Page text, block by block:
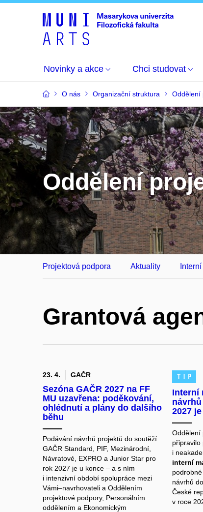
Novinky a akce Chci studovat
O nás Organizační struktura Oddělení
Oddělení
Projektová podpora Aktuality
Grantová
23. 4. GAČR
Sezóna GAČR 2027 na FF
MU uzavřena: poděkování,
ohlédnutí a plány do dalšího
běhu
Podávání návrhů projektů do soutěží
GAČR Standard, PIF, Mezinárodní,
Návratové, EXPRO a Junior Star pro
rok 2027 je u konce – a s ním
i intenzivní období spolupráce mezi
Vámi–navrhovateli a Oddělením
projektové podpory, Personálním
oddělením a Ekonomickým
TIP
Interní
2027
Oddělení
připravilo
i
interní
návrhů
České
v roce